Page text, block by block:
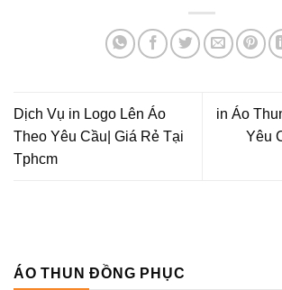
Dịch Vụ in Logo Lên Áo
Theo Yêu Cầu| Giá Rẻ Tại
Tphcm
in Áo
Yêu
ÁO THUN ĐỒNG PHỤC